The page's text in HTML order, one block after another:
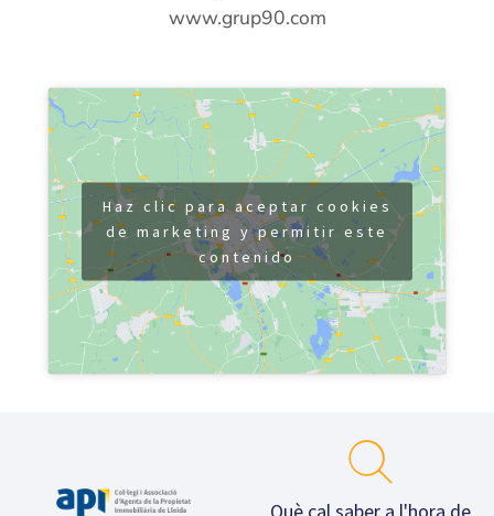
www.grup90.com
Haz clic para aceptar cookies
de marketing y permitir este
contenido